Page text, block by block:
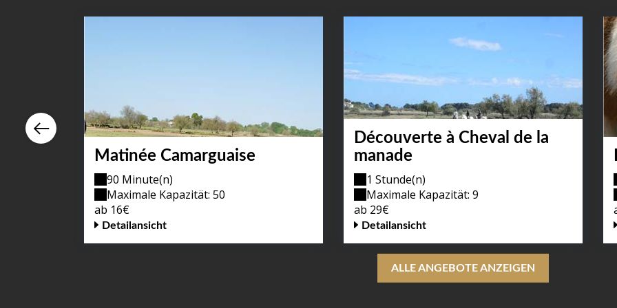
Matinée Camarguaise
90 Minute(n)
Maximale Kapazität: 50
ab 16€
Detailansicht
Découverte à Cheval de la
manade
1 Stunde(n)
Maximale Kapazität: 9
ab 29€
Detailansicht
ALLE ANGEBOTE ANZEIGEN